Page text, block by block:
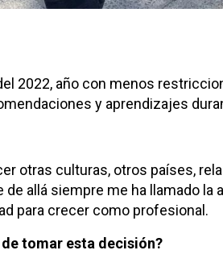
2022, año con menos
y aprendizajes
otras culturas, otros países,
allá siempre me ha llamado
para crecer como profesional.
tomar esta decisión?